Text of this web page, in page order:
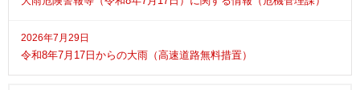
2026年7月29日
令和8年7月17日からの大雨（高速道路無料措置）